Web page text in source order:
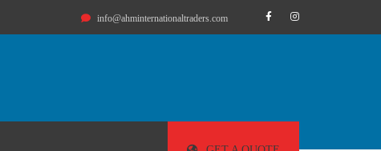
info@ahminternationaltraders.com